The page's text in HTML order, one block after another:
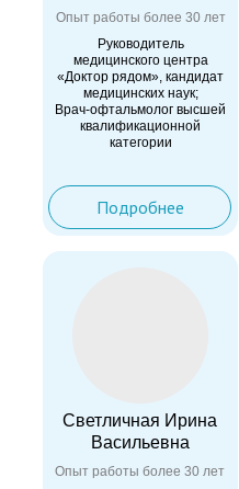
Опыт работы более 30 лет
Руководитель
медицинского центра
«Доктор рядом», кандидат
медицинских наук;
Врач-офтальмолог высшей
квалификационной
категории
Подробнее
Опыт работы более 30 лет
Светличная Ирина
Васильевна